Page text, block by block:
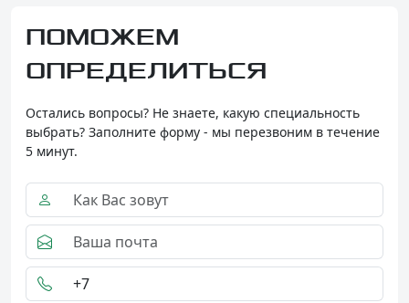
ПОМОЖЕМ
ОПРЕДЕЛИТЬСЯ
Остались вопросы? Не знаете, какую специальность
выбрать? Заполните форму - мы перезвоним в течение
5 минут.